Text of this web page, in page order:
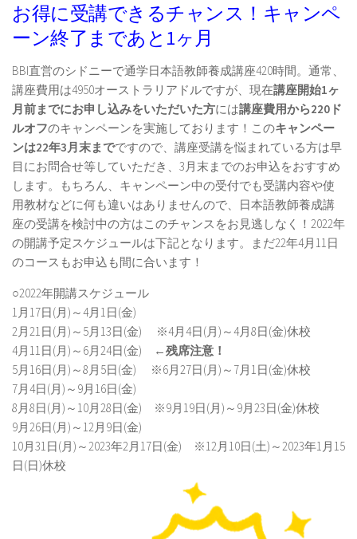
お得に受講できるチャンス！キャンペ
ーン終了まであと1ヶ月
BBI直営のシドニーで通学日本語教師養成講座420時間。通常、
講座費用は4950オーストラリアドルですが、現在講座開始1ヶ
月前までにお申し込みをいただいた方には講座費用から220ド
ルオフのキャンペーンを実施しております！このキャンペー
ンは22年3月末までですので、講座受講を悩まれている方は早
目にお問合せ等していただき、3月末までのお申込をおすすめ
します。もちろん、キャンペーン中の受付でも受講内容や使
用教材などに何も違いはありませんので、日本語教師養成講
座の受講を検討中の方はこのチャンスをお見逃しなく！2022年
の開講予定スケジュールは下記となります。まだ22年4月11日
のコースもお申込も間に合います！
○2022年開講スケジュール
1月17日(月)～4月1日(金)
2月21日(月)～5月13日(金) ※4月4日(月)～4月8日(金)休校
4月11日(月)～6月24日(金) ←残席注意！
5月16日(月)～8月5日(金) ※6月27日(月)～7月1日(金)休校
7月4日(月)～9月16日(金)
8月8日(月)～10月28日(金) ※9月19日(月)～9月23日(金)休校
9月26日(月)～12月9日(金)
10月31日(月)～2023年2月17日(金) ※12月10日(土)～2023年1月15
日(日)休校